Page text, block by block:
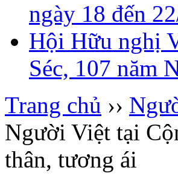
ngày 18 đến
Hội Hữu nghị
Séc, 107 năm
Trang chủ ››
Người Việt tại
thân, tương ái